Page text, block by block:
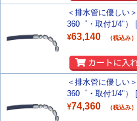
＜排水管に優し
360゜・取付1/4"）
¥63,140 （税込み）
＜排水管に優し
360゜・取付1/4"）
¥74,360 （税込み）